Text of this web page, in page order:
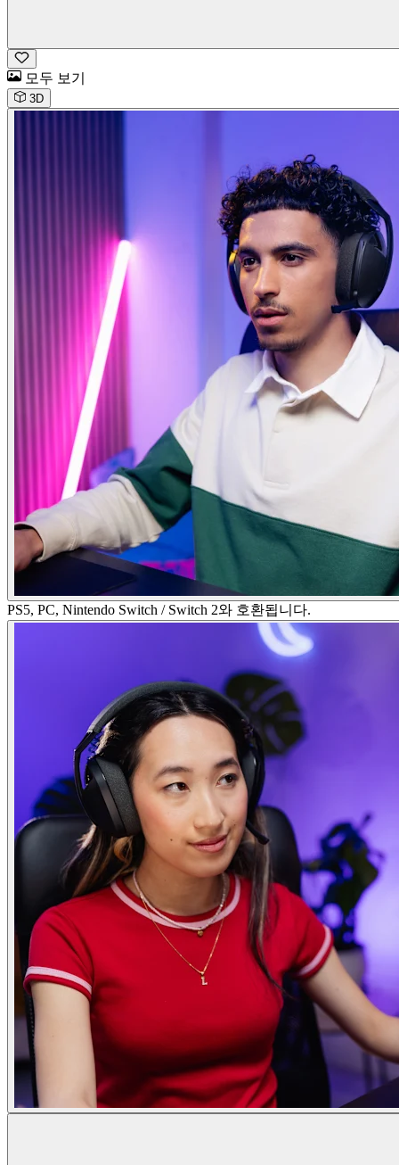
모두 보기
3D
PS5, PC, Nintendo Switch / Switch 2와 호환됩니다.